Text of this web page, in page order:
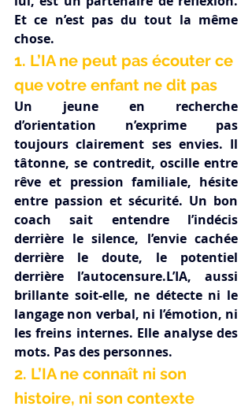
Et ce n’est pas du tout la même
chose.
1. L’IA ne peut pas écouter ce
que votre enfant ne dit pas
Un jeune en recherche
d’orientation n’exprime pas
toujours clairement ses envies. Il
tâtonne, se contredit, oscille entre
rêve et pression familiale, hésite
entre passion et sécurité. Un bon
coach sait entendre l’indécis
derrière le silence, l’envie cachée
derrière le doute, le potentiel
derrière l’autocensure.L’IA, aussi
brillante soit-elle, ne détecte ni le
langage non verbal, ni l’émotion, ni
les freins internes. Elle analyse des
mots. Pas des personnes.
2. L’IA ne connaît ni son
histoire, ni son contexte